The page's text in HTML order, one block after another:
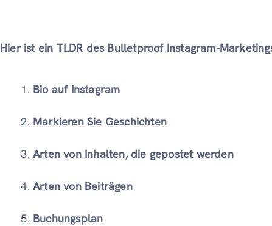
Hier ist ein TLDR des Bulletproof Instagram-
Bio auf Instagram
Markieren Sie Geschichten
Arten von Inhalten, die gepostet werden
Arten von Beiträgen
Buchungsplan